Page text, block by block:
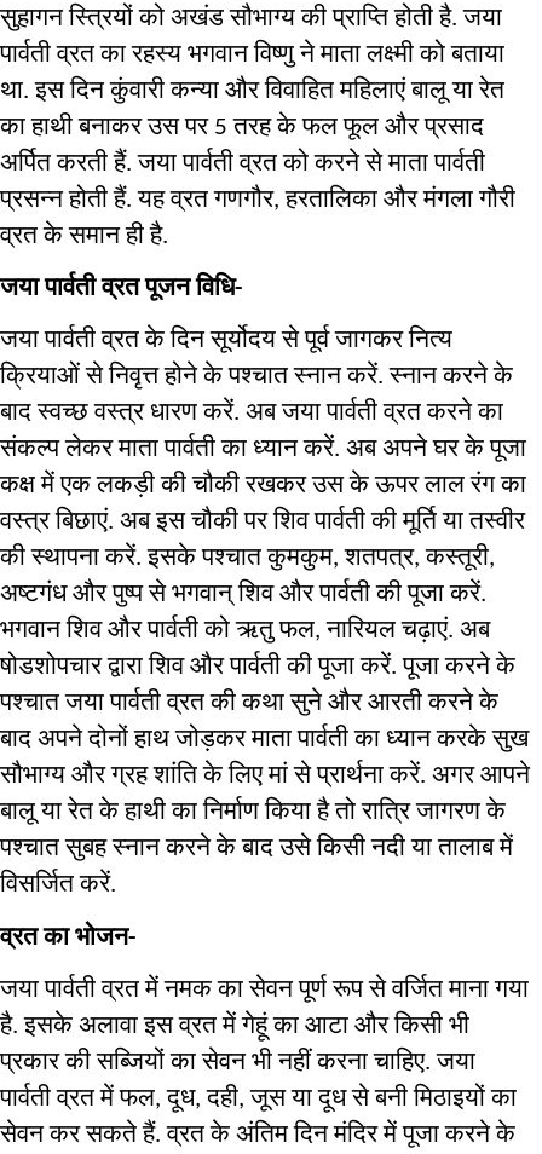
सुहागन स्त्रियों को अखंड सौभाग्य की प्राप्ति होती है. जया
पार्वती व्रत का रहस्य भगवान विष्णु ने माता लक्ष्मी को बताया
था. इस दिन कुंवारी कन्या और विवाहित महिलाएं बालू या रेत
का हाथी बनाकर उस पर 5 तरह के फल फूल और प्रसाद
अर्पित करती हैं. जया पार्वती व्रत को करने से माता पार्वती
प्रसन्न होती हैं. यह व्रत गणगौर, हरतालिका और मंगला गौरी
व्रत के समान ही है.
जया पार्वती व्रत पूजन विधि-
जया पार्वती व्रत के दिन सूर्योदय से पूर्व जागकर नित्य
क्रियाओं से निवृत्त होने के पश्चात स्नान करें. स्नान करने के
बाद स्वच्छ वस्त्र धारण करें. अब जया पार्वती व्रत करने का
संकल्प लेकर माता पार्वती का ध्यान करें. अब अपने घर के पूजा
कक्ष में एक लकड़ी की चौकी रखकर उस के ऊपर लाल रंग का
वस्त्र बिछाएं. अब इस चौकी पर शिव पार्वती की मूर्ति या तस्वीर
की स्थापना करें. इसके पश्चात कुमकुम, शतपत्र, कस्तूरी
अष्टगंध और पुष्प से भगवान् शिव और पार्वती की पूजा करें
भगवान शिव और पार्वती को ऋतु फल, नारियल चढ़ाएं. अब
षोडशोपचार द्वारा शिव और पार्वती की पूजा करें. पूजा करने के
पश्चात जया पार्वती व्रत की कथा सुने और आरती करने के
बाद अपने दोनों हाथ जोड़कर माता पार्वती का ध्यान करके सुख
सौभाग्य और ग्रह शांति के लिए मां से प्रार्थना करें. अगर आपने
बालू या रेत के हाथी का निर्माण किया है तो रात्रि जागरण के
पश्चात सुबह स्नान करने के बाद उसे किसी नदी या तालाब में
विसर्जित करें.
व्रत का भोजन-
जया पार्वती व्रत में नमक का सेवन पूर्ण रूप से वर्जित माना गया
है. इसके अलावा इस व्रत में गेहूं का आटा और किसी भी
प्रकार की सब्जियों का सेवन भी नहीं करना चाहिए. जया
पार्वती व्रत में फल, दूध, दही, जूस या दूध से बनी मिठाइयों का
सेवन कर सकते हैं. व्रत के अंतिम दिन मंदिर में पूजा करने के